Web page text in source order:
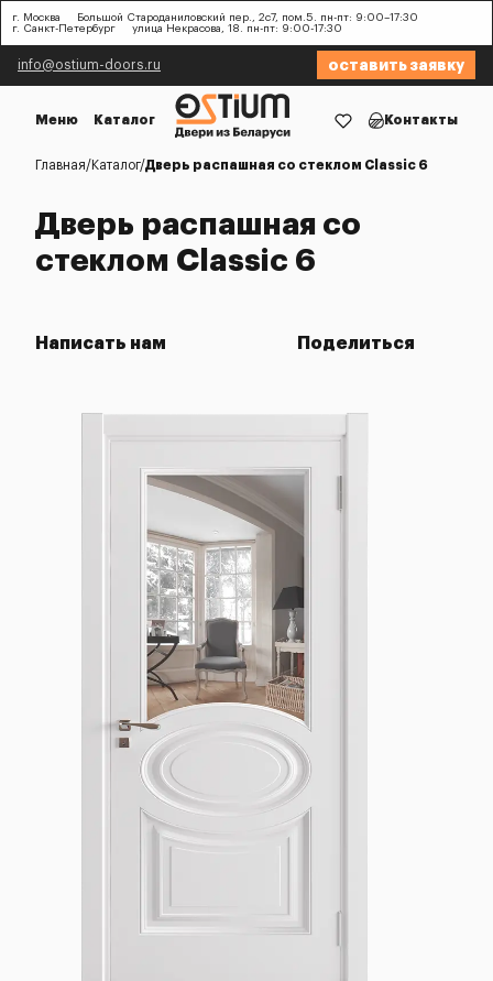
г. Москва
Большой Староданиловский пер., 2с7, пом.5. пн-пт: 9:00–17:30
г. Санкт-Петербург
улица Некрасова, 18. пн-пт: 9:00-17:30
info@ostium-doors.ru оставить заявку
Меню Каталог Контакты
Главная Каталог Дверь распашная со стеклом Classic 6
Дверь распашная со
стеклом Classic 6
Написать нам Поделиться